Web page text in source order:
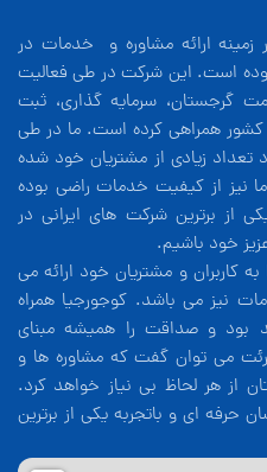
ارائه مشاوره و خدمات در
از سال 2017 آغاز نموده است. این شرکت در طی فعالیت
گرجستان، سرمایه گذاری، ثبت
کشور همراهی کرده است. ما در طی
زیادی از مشتریان خود شده
نیز از کیفیت خدمات راضی بوده
از برترین شرکت های ایرانی در
خود باشیم.
و مشتریان خود ارائه می
نیز می باشد. کوجورجیا همراه
بود و صداقت را همیشه مبنای
می توان گفت که مشاوره ها و
از هر لحاظ بی نیاز خواهد کرد.
حرفه ای و باتجربه یکی از برترین